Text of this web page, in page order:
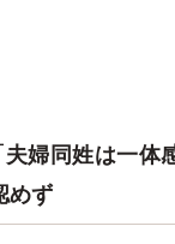
婦同姓は一体
めず